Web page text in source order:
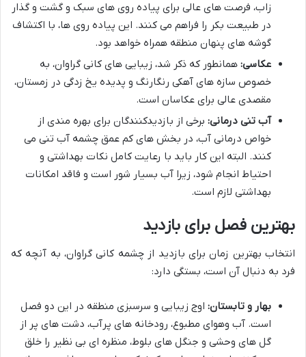
زاب، فرصت های عالی برای پیاده روی های سبک و گشت و گذار
در طبیعت بکر را فراهم می کنند. این پیاده روی ها، با اکتشاف
گوشه های پنهان منطقه همراه خواهد بود.
عکاسی: همانطور که ذکر شد، زیبایی های کانی گراوان، به
خصوص سازه های آهکی رنگارنگ و پدیده یخ زدگی در زمستان،
مقصدی عالی برای عکاسان است.
آب تنی درمانی: برخی از بازدیدکنندگان برای بهره مندی از
خواص درمانی آب، در بخش های کم عمق چشمه آب تنی می
کنند. البته این کار باید با رعایت کامل نکات بهداشتی و
احتیاط انجام شود، زیرا آب بسیار شور است و فاقد امکانات
بهداشتی لازم است.
بهترین فصل برای بازدید
انتخاب بهترین زمان برای بازدید از چشمه کانی گراوان، به آنچه که
فرد به دنبال آن است، بستگی دارد:
بهار و تابستان: اوج زیبایی و سرسبزی منطقه در این دو فصل
است. آب وهوای مطبوع، رودخانه های پرآب، دشت های پر از
گل های وحشی و جنگل های بلوط، منظره ای بی نظیر را خلق